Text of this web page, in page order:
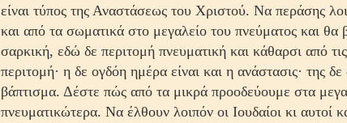
είναι τύπος της Αναστάσεως του Χριστού. Να περάσης
και από τα σωματικά στο μεγαλείο του πνεύματος και θα
σαρκική, εδώ δε περιτομή πνευματική και κάθαρσι από
περιτομή· η δε ογδόη ημέρα είναι και η ανάστασις· της
βάπτισμα. Δέστε πώς από τα μικρά προοδεύουμε στα
πνευματικώτερα. Να έλθουν λοιπόν οι Ιουδαίοι κι αυτοί